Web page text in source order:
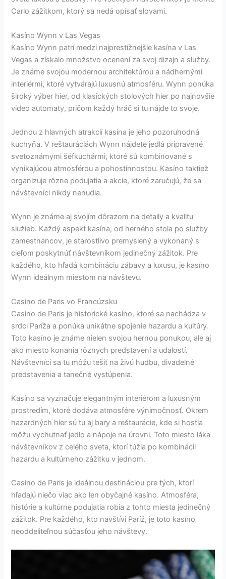
Carlo zážitkom, ktorý sa nedá opísať slovami.
Kasíno Wynn v Las Vegas
Kasíno Wynn patrí medzi najprestížnejšie kasína v Las
Vegas a získalo množstvo ocenení za svoj dizajn a služby.
Je známe svojou modernou architektúrou a nádhernými
interiérmi, ktoré vytvárajú luxusnú atmosféru. Wynn ponúka
široký výber hier, od klasických stolových hier po najnovšie
video automaty, pričom každý hráč si tu nájde to svoje.
Jednou z hlavných atrakcií kasína je jeho pozoruhodná
kuchyňa. V reštauráciách Wynn nájdete jedlá pripravené
svetoznámymi šéfkuchármi, ktoré sú kombinované s
vynikajúcou atmosférou a pohostinnosťou. Kasíno taktiež
organizuje rôzne podujatia a akcie, ktoré zaručujú, že sa
návštevníci nikdy nenudia.
Wynn je známe aj svojím dôrazom na detaily a kvalitu
služieb. Každý aspekt kasína, od herného stola po služby
zamestnancov, je starostlivo premyslený a vykonaný s
cieľom poskytnúť návštevníkom jedinečný zážitok. Pre
každého, kto hľadá kombináciu zábavy a luxusu, je kasíno
Wynn ideálnym miestom na návštevu.
Casino de Paris vo Francúzsku
Casino de Paris je historické kasíno, ktoré sa nachádza v
srdci Paríža a ponúka unikátne spojenie hazardu a kultúry.
Toto kasíno je známe nielen svojou hernou ponukou, ale aj
ako miesto konania rôznych predstavení a udalostí.
Návštevníci sa tu môžu tešiť na živú hudbu, divadelné
predstavenia a tanečné vystúpenia.
Kasíno sa vyznačuje elegantným interiérom a luxusným
prostredím, ktoré dodáva atmosfére výnimočnosť. Okrem
hazardných hier sú tu aj bary a reštaurácie, kde si hostia
môžu vychutnať jedlo a nápoje na úrovni. Toto miesto láka
návštevníkov z celého sveta, ktorí túžia po kombinácii
hazardu a kultúrneho zážitku v jednom.
Casino de Paris je ideálnou destináciou pre tých, ktorí
hľadajú niečo viac ako len obyčajné kasíno. Atmosféra,
histórie a kultúrne podujatia robia z tohto miesta jedinečný
zážitok. Pre každého, kto navštívi Paríž, je toto kasíno
neoddeliteľnou súčasťou jeho návštevy.